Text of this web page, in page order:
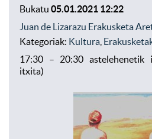
Bukatu 05.01.2021 12:22
Juan de Lizarazu Erakusketa
Kategoriak: Kultura
17:30 – 20:30 astelehenetik
itxita)